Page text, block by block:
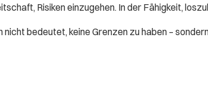
Risiken einzugehen. In der Fähigkeit,
bedeutet, keine Grenzen zu haben –